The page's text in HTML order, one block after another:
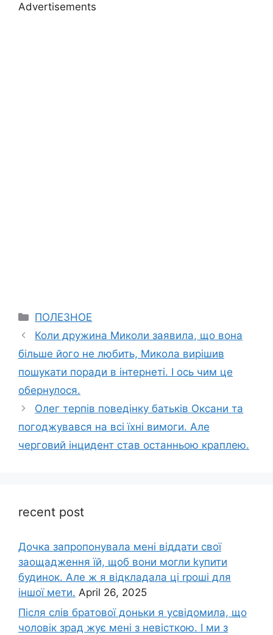
Advertisements
Categories
ПОЛЕЗНОЕ
Коли дружина Миколи заявила, що вона
більше його не любить, Микола вирішив
пошукати поради в інтернеті. І ось чим це
обернулося.
Олег терпів поведінку батьків Оксани та
погоджувався на всі їхні вимоги. Але
черговий інцидент став останньою краплею.
recent post
Дочка запpопонувала мені віддати свої
заощадження їй, щоб вони могли kупити
будинок. Але ж я відкладала ці rроші для
іншої мети. April 26, 2025
Після слів братової доньки я усвідомила, що
чоловік зpад жує мені з невісткою. І ми з